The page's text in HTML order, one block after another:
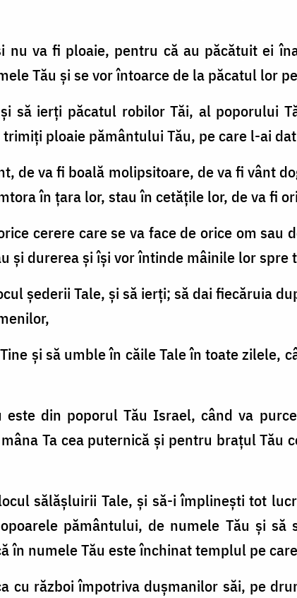
nu va fi ploaie, pentru că au păcătuit ei
Tău şi se vor întoarce de la păcatul lor
să ierţi păcatul robilor Tăi, al poporului
trimiţi ploaie pământului Tău, pe care l-ai
de va fi boală molipsitoare, de va fi vânt
în ţara lor, stau în cetăţile lor, de va fi
cerere care se va face de orice om sau
şi durerea şi îşi vor întinde mâinile lor spre
şederii Tale, şi să ierţi; să dai fiecăruia
şi să umble în căile Tale în toate zilele,
din poporul Tău Israel, când va
Ta cea puternică şi pentru braţul Tău
sălăşluirii Tale, şi să-i împlineşti tot
pământului, de numele Tău şi să
în numele Tău este închinat templul pe
cu război împotriva duşmanilor săi, pe